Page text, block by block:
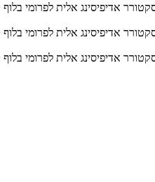
אדיפיסינג אלית לפרומי
אדיפיסינג אלית לפרומי
אדיפיסינג אלית לפרומי